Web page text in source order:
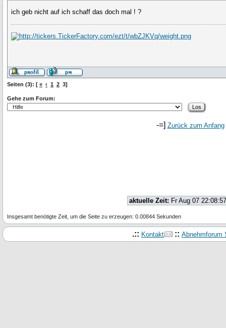
ich geb nicht auf ich schaff das doch mal ! ?
Seiten (3): [ « ‹ 1 2 3]
Gehe zum Forum:
-=] Zurück zum Anfang
aktuelle Zeit: Fr Aug 07
Insgesamt benötigte Zeit, um die Seite zu erzeugen: 0.00844 Sekunden
.:: Kontakt :: Abnehmforum